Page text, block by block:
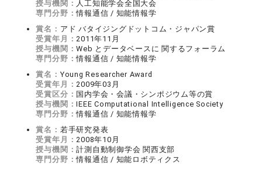
授与機関： 人工知能学会全国大会
専門分野：情報通信 / 知能情報学
賞名： アド バタイジングドットコム・ジャパン賞
受賞年月： 2011年11月
授与機関：Web とデータベースに 関するフォーラム
専門分野：情報通信 / 知能情報学
賞名： Young Researcher Award
受賞年月： 2009年03月
受賞区分： 国内学会・会議・シンポジウム等の賞
授与機関：IEEE Computational Intelligence Society
専門分野：情報通信 / 知能情報学
賞名： 若手研究発表
受賞年月： 2008年10月
授与機関：計測自動制御学会 関西支部
専門分野：情報通信 / 知能ロボティクス